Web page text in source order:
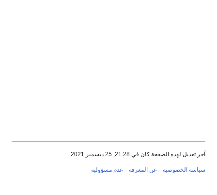
آخر تعديل لهذه الصفحة كان في 21:28, 25 ديسمبر 2021.
سياسة الخصوصية عن المعرفة عدم مسؤولية